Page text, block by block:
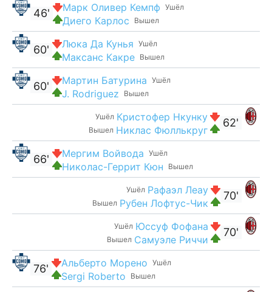
Ушёл
Марк Оливер Кемпф
Вышел
Диего Карлос
46'
Ушёл
Люка Да Кунья
Вышел
Максанс Какре
60'
Ушёл
Мартин Батурина
Вышел
J. Rodriguez
60'
62'
Ушёл Кристофер Нкунку
Вышел Никлас Фюллькруг
Ушёл
Мергим Войвода
Вышел
Николас-Геррит Кюн
66'
70'
Ушёл Рафаэл Леау
Вышел Рубен Лофтус-Чик
70'
Ушёл Юссуф Фофана
Вышел Самуэле Риччи
Ушёл
Альберто Морено
Вышел
Sergi Roberto
76'